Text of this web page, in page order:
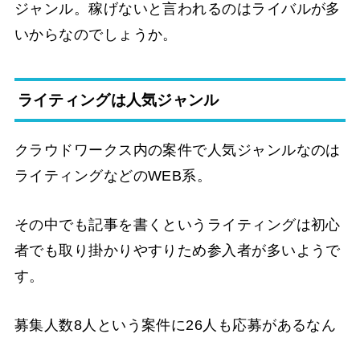
ジャンル。稼げないと言われるのはライバルが多
いからなのでしょうか。
ライティングは人気ジャンル
クラウドワークス内の案件で人気ジャンルなのは
ライティングなどのWEB系。
その中でも記事を書くというライティングは初心
者でも取り掛かりやすりため参入者が多いようで
す。
募集人数8人という案件に26人も応募があるなん